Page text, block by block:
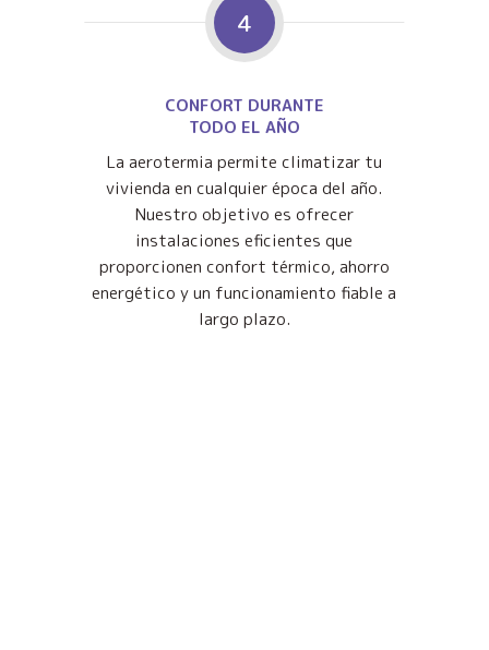
4
CONFORT DURANTE
TODO EL AÑO
La aerotermia permite climatizar tu
vivienda en cualquier época del año.
Nuestro objetivo es ofrecer
instalaciones eficientes que
proporcionen confort térmico, ahorro
energético y un funcionamiento fiable a
largo plazo.